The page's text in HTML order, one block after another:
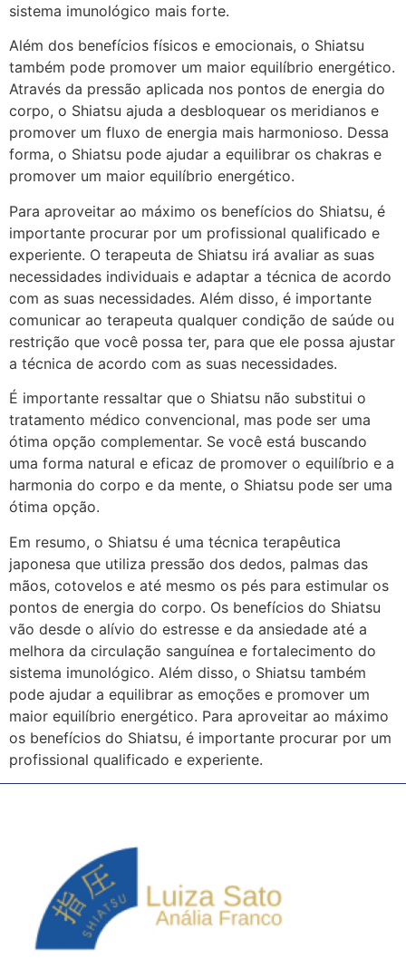
sistema imunológico mais forte.
Além dos benefícios físicos e emocionais, o Shiatsu
também pode promover um maior equilíbrio energético.
Através da pressão aplicada nos pontos de energia do
corpo, o Shiatsu ajuda a desbloquear os meridianos e
promover um fluxo de energia mais harmonioso. Dessa
forma, o Shiatsu pode ajudar a equilibrar os chakras e
promover um maior equilíbrio energético.
Para aproveitar ao máximo os benefícios do Shiatsu, é
importante procurar por um profissional qualificado e
experiente. O terapeuta de Shiatsu irá avaliar as suas
necessidades individuais e adaptar a técnica de acordo
com as suas necessidades. Além disso, é importante
comunicar ao terapeuta qualquer condição de saúde ou
restrição que você possa ter, para que ele possa ajustar
a técnica de acordo com as suas necessidades.
É importante ressaltar que o Shiatsu não substitui o
tratamento médico convencional, mas pode ser uma
ótima opção complementar. Se você está buscando
uma forma natural e eficaz de promover o equilíbrio e a
harmonia do corpo e da mente, o Shiatsu pode ser uma
ótima opção.
Em resumo, o Shiatsu é uma técnica terapêutica
japonesa que utiliza pressão dos dedos, palmas das
mãos, cotovelos e até mesmo os pés para estimular os
pontos de energia do corpo. Os benefícios do Shiatsu
vão desde o alívio do estresse e da ansiedade até a
melhora da circulação sanguínea e fortalecimento do
sistema imunológico. Além disso, o Shiatsu também
pode ajudar a equilibrar as emoções e promover um
maior equilíbrio energético. Para aproveitar ao máximo
os benefícios do Shiatsu, é importante procurar por um
profissional qualificado e experiente.